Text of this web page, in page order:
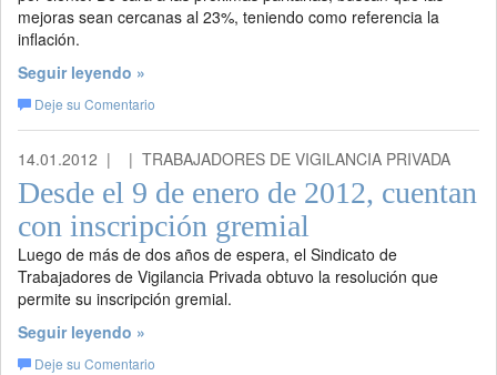
mejoras sean cercanas al 23%, teniendo como referencia la
inflación.
Seguir leyendo »
Deje su Comentario
14.01.2012 | | TRABAJADORES DE VIGILANCIA PRIVADA
Desde el 9 de enero de 2012, cuentan
con inscripción gremial
Luego de más de dos años de espera, el Sindicato de
Trabajadores de Vigilancia Privada obtuvo la resolución que
permite su inscripción gremial.
Seguir leyendo »
Deje su Comentario